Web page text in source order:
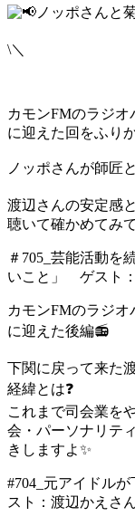
ノッポさんと
\＼
カモンFMのラジオ
に迎えた回をふり
ノッポさんが師匠
渡辺さんの安定感
聴いて確かめてみ
＃705_芸能活動を
いこと」 ゲスト：
カモンFMのラジオ
に迎えた後編📻
下関に戻って来た
経緯とは❓
これまで司会業を
会・パーソナリテ
きしますよ✨
#704_元アイドル
スト：渡辺かえさ